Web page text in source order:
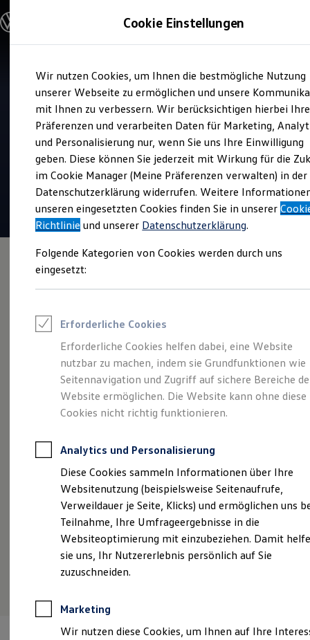
Hauptinhalt
springen
Footer
springen
Modelle und Konfigurator
Modelle vergleichen
Elektroautos
ENERGY Sondermodelle
Nutzfahrzeuge
SUV und CUV
Familienautos
Kombis
Kompaktwagen
Sportwagen
Schnell verfügbare Fahrzeuge
Angebote und Produkte
Aktuelle Angebote
E-Auto-Förderung
Volkswagen Marktplatz
Junge Gebrauchtwagen und Gebrauchtwagen
Volkswagen Zertifizierte Gebrauchtwagen
Zubehör- und Serviceangebote
Leasing
Leasing-Angebote
Gebrauchtwagen Leasing
Junge Gebrauchtwagen-Leasing
Elektroauto Leasing
Kleinwagen-Leasing
Leasing ohne Anzahlung
Finanzierung
Kfz-Versicherung
Restschuldversicherungen
Garantien
Wartungsverträge
Geschäftskunden
Professional Class bei Volkswagen
Großkunden
Behörden
Direktkunden
Sonderfahrzeuge
Anpfiff zum Gewinn
Elektroautos
ID. Tutorials
Elektrofahrzeugkonzepte
Verkauf und Service
Autohaus Siemers
4.8 403 Bewertungen
Angebot gültig bis 30.09.2026 Gebrauchtwagen
Eine Klasse für sich. Der Golf VIII.
Ab 48 mtl. Raten á 229,00 €finanzieren | 7.000,00
Laufzeit | 10.000 km jährliche Fahrleistung
Details ansehen
Cookie Einstellungen
Wir nutzen Cookies, um Ihnen die bestmögliche Nutzung
unserer Webseite zu ermöglichen und unsere
mit Ihnen zu verbessern. Wir berücksichtigen hierbei Ihre
Präferenzen und verarbeiten Daten für Marketing,
und Personalisierung nur, wenn Sie uns Ihre Einwilligung
geben. Diese können Sie jederzeit mit Wirkung für die
im Cookie Manager (Meine Präferenzen verwalten) in der
Datenschutzerklärung widerrufen. Weitere
unseren eingesetzten Cookies finden Sie in unserer
Richtlinie und unserer Datenschutzerklärung.
Folgende Kategorien von Cookies werden durch uns
eingesetzt:
Erforderliche Cookies
Erforderliche Cookies helfen dabei, eine Website
nutzbar zu machen, indem sie Grundfunktionen wie
Seitennavigation und Zugriff auf sichere Bereiche
Website ermöglichen. Die Website kann ohne diese
Cookies nicht richtig funktionieren.
Analytics und Personalisierung
Diese Cookies sammeln Informationen über Ihre
Websitenutzung (beispielsweise Seitenaufrufe,
Verweildauer je Seite, Klicks) und ermöglichen uns
Teilnahme, Ihre Umfrageergebnisse in die
Websiteoptimierung mit einzubeziehen. Damit
sie uns, Ihr Nutzererlebnis persönlich auf Sie
zuzuschneiden.
Marketing
Wir nutzen diese Cookies, um Ihnen auf Ihre